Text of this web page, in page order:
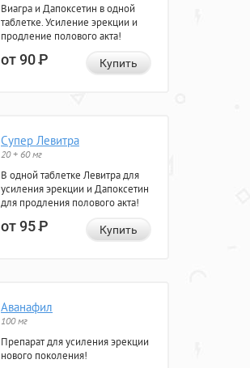
Виагра и Дапоксетин в одной
таблетке. Усиление эрекции и
продление полового акта!
от 90Р Купить
Супер Левитра
20 + 60 мг
В одной таблетке Левитра для
усиления эрекции и Дапоксетин
для продления полового акта!
от 95Р Купить
Аванафил
100 мг
Препарат для усиления эрекции
нового поколения!